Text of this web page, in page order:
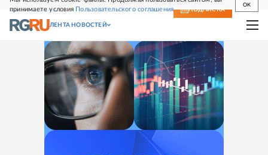
принимаете условия Пользовательского соглашения
OK
СВЕЖИЙ НОМЕР ПОДПИСКА
ЛЕНТА НОВОСТЕЙ